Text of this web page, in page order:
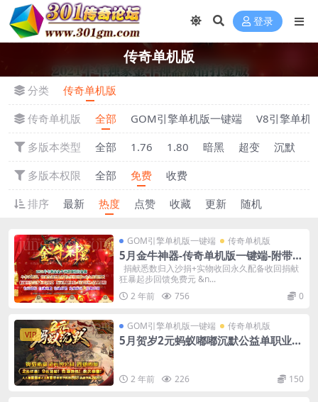
登录
传奇单机版
分类
传奇单机版
传奇单机版
全部 GOM引擎单机版一键端
V8引擎单机
多版本类型
全部 1.76 1.80 暗黑 超变 沉默
多版本权限
全部 免费
收费
排序
最新 热度 点赞 收藏 更新 随机
GOM引擎单机版一键端 传奇单机版
5月金牛神器-传奇单机版一键端-附带强
大GM后台-炫酷光柱-微端传奇！
捐献悉数归入沙捐+实物收回永久配备收回捐献
狂暴起步回馈免费元 &n...
2 年前
756 0
VIP
GOM引擎单机版一键端 传奇单机版
5月贺岁2元蚂蚁嘟嘟沉默公益单职业单
2 年前 226 150